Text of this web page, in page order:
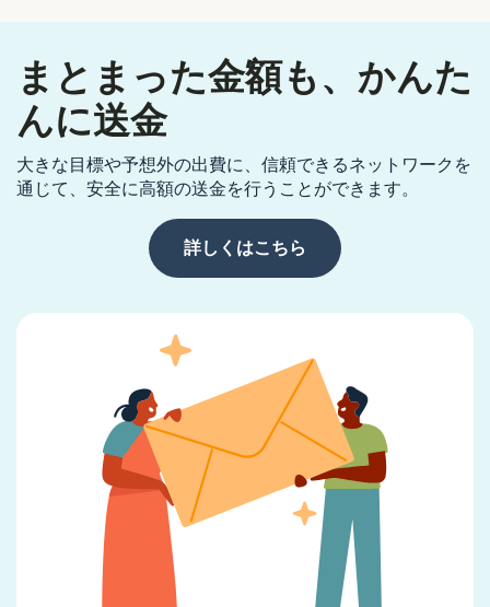
まとまった金額も、かんた
んに送金
大きな目標や予想外の出費に、信頼できるネットワークを
通じて、安全に高額の送金を行うことができます。
詳しくはこちら